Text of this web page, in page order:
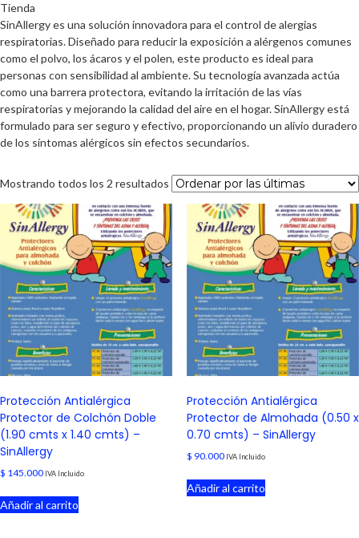
Tienda
SinAllergy es una solución innovadora para el control de alergias
respiratorias. Diseñado para reducir la exposición a alérgenos comunes
como el polvo, los ácaros y el polen, este producto es ideal para
personas con sensibilidad al ambiente. Su tecnología avanzada actúa
como una barrera protectora, evitando la irritación de las vías
respiratorias y mejorando la calidad del aire en el hogar. SinAllergy está
formulado para ser seguro y efectivo, proporcionando un alivio duradero
de los síntomas alérgicos sin efectos secundarios.
Mostrando todos los 2 resultados Sorted
latest
Protección Antialérgica
Protector de Colchón Doble
(1.90 cmts x 1.40 cmts) –
SinAllergy
$ 145.000 IVA Incluido
Añadir al carrito
Protección Antialérgica
Protector de Almohada (0.50 x
0.70 cmts) – SinAllergy
$ 90.000 IVA Incluido
Añadir al carrito